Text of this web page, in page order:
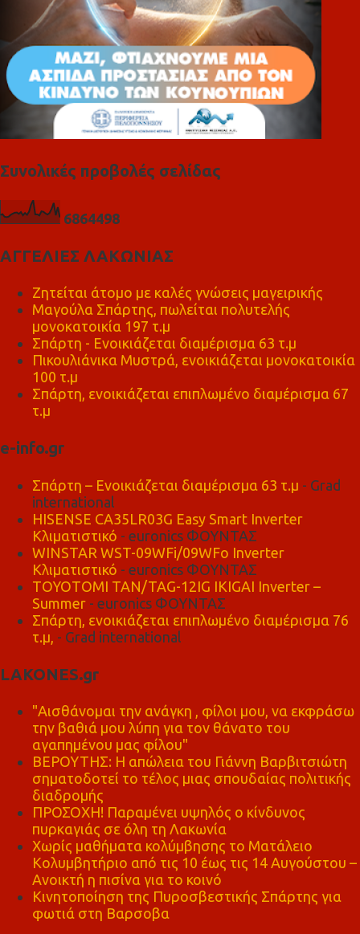
Συνολικές προβολές σελίδας
6864498
ΑΓΓΕΛΙΕΣ ΛΑΚΩΝΙΑΣ
Ζητείται άτομο με καλές γνώσεις μαγειρικής
Μαγούλα Σπάρτης, πωλείται πολυτελής
μονοκατοικία 197 τ.μ
Σπάρτη - Ενοικιάζεται διαμέρισμα 63 τ.μ
Πικουλιάνικα Μυστρά, ενοικιάζεται μονοκατοικία
100 τ.μ
Σπάρτη, ενοικιάζεται επιπλωμένο διαμέρισμα 67
τ.μ
e-info.gr
Σπάρτη – Ενοικιάζεται διαμέρισμα 63 τ.μ - Grad
international
HISENSE CA35LR03G Easy Smart Inverter
Κλιματιστικό - euronics ΦΟΥΝΤΑΣ
WINSTAR WST-09WFi/09WFo Inverter
Κλιματιστικό - euronics ΦΟΥΝΤΑΣ
TOYOTOMI TAN/TAG-12IG IKIGAI Inverter –
Summer - euronics ΦΟΥΝΤΑΣ
Σπάρτη, ενοικιάζεται επιπλωμένο διαμέρισμα 76
τ.μ, - Grad international
LAKONES.gr
"Αισθάνομαι την ανάγκη , φίλοι μου, να εκφράσω
την βαθιά μου λύπη για τον θάνατο του
αγαπημένου μας φίλου"
ΒΕΡΟΥΤΗΣ: Η απώλεια του Γιάννη Βαρβιτσιώτη
σηματοδοτεί το τέλος μιας σπουδαίας πολιτικής
διαδρομής
ΠΡΟΣΟΧΗ! Παραμένει υψηλός ο κίνδυνος
πυρκαγιάς σε όλη τη Λακωνία
Χωρίς μαθήματα κολύμβησης το Ματάλειο
Κολυμβητήριο από τις 10 έως τις 14 Αυγούστου –
Ανοικτή η πισίνα για το κοινό
Κινητοποίηση της Πυροσβεστικής Σπάρτης για
φωτιά στη Βαρσοβα